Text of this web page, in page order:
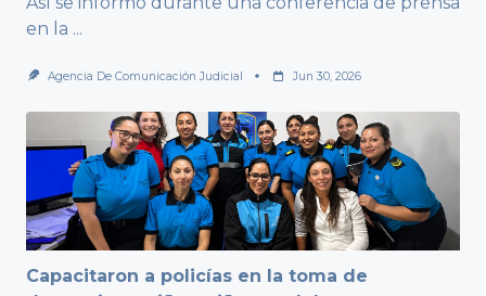
en la ...
Agencia De Comunicación Judicial Jun 30, 2026
Capacitaron a policías en la toma de